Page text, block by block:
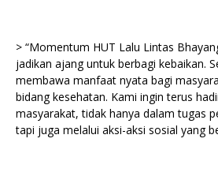
> “Momentum HUT Lalu Lintas
jadikan ajang untuk berbagi kebaikan.
membawa manfaat nyata bagi
bidang kesehatan. Kami ingin terus
masyarakat, tidak hanya dalam tugas
tapi juga melalui aksi-aksi sosial yang